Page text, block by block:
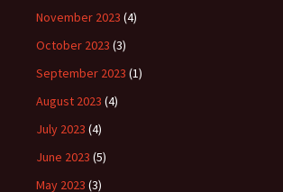
November 2023 (4)
October 2023 (3)
September 2023 (1)
August 2023 (4)
July 2023 (4)
June 2023 (5)
May 2023 (3)